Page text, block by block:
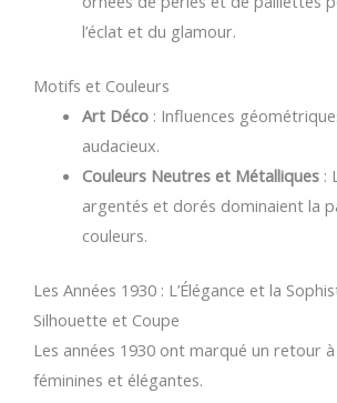
l’éclat et du glamour.
Motifs et Couleurs
Art Déco: Influences
audacieux.
Couleurs Neutres et Métalliques:
argentés et dorés dominaient la
couleurs.
Les Années 1930 : L’Élégance et la
Silhouette et Coupe
Les années 1930 ont marqué un retour
féminines et élégantes.